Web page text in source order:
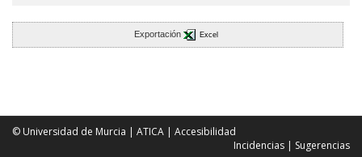
Exportación Excel
© Universidad de Murcia | ATICA | Accesibilidad
Incidencias | Sugerencias